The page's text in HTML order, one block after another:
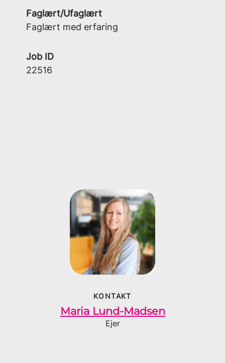
Faglært/Ufaglært
Faglært med erfaring
Job ID
22516
KONTAKT
Maria Lund-Madsen
Ejer